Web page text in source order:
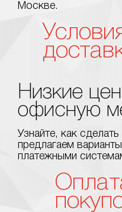
Москве.
Низкие
офисную
Узнайте, как
предлагаем
платежными